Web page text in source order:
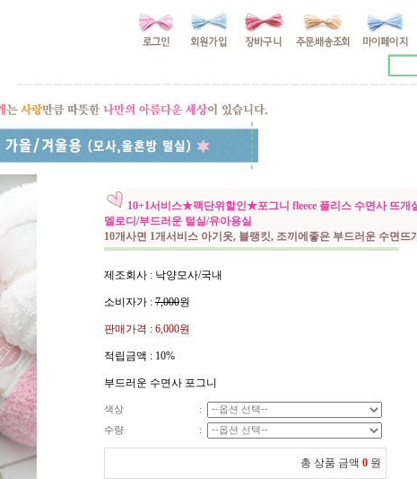
10+1서비스★팩단위할인★포그니 fleece 플리스 수면사 뜨개
멜로디/부드러운 털실/유아용실
10개사면 1개서비스 아기옷, 블랭킷, 조끼에좋은 부드러운 수면뜨
제조회사 : 낙양모사/국내
소비자가 : 7,000원
판매가격 : 6,000원
적립금액 : 10%
부드러운 수면사 포그니
색상
:
수량
:
총 상품 금액 0 원